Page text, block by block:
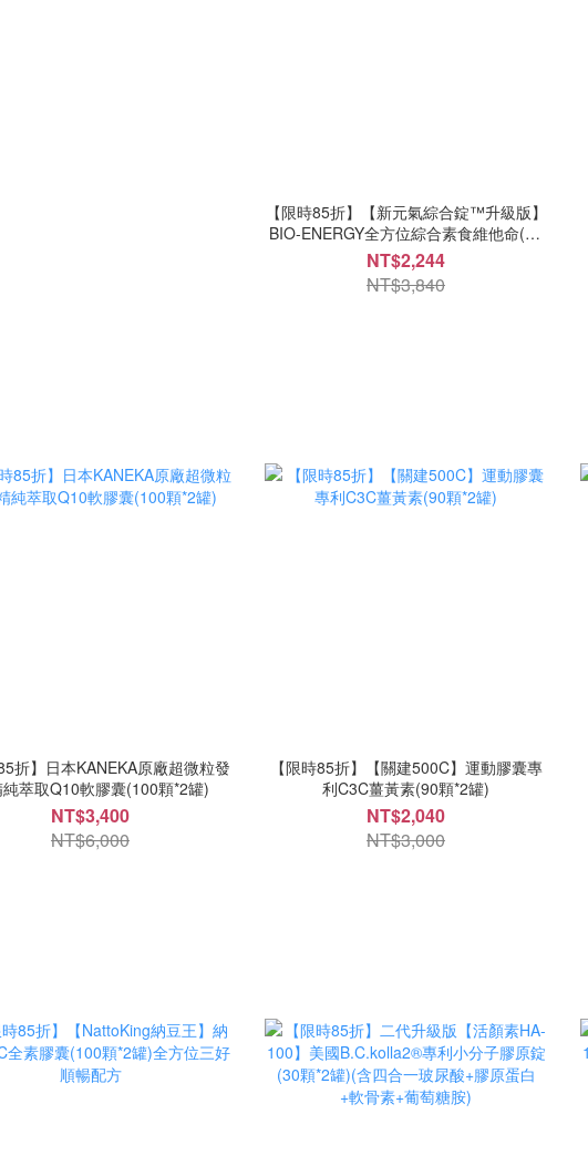
【限時85折】【新元氣綜合錠™升級版】
BIO-ENERGY全方位綜合素食維他命(60
顆*3罐)★女性/備孕/懷孕/哺乳全程推薦補
充
NT$2,244
NT$3,840
折】日本KANEKA原廠超微粒發
萃取Q10軟膠囊(100顆*2罐)
NT$3,400
NT$6,000
【限時85折】【關建500C】運動膠囊專
利C3C薑黃素(90顆*2罐)
NT$2,040
NT$3,000